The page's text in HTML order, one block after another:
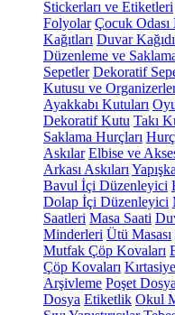
Stickerları ve Etiketleri
Folyolar Çocuk Odası
Kağıtları Duvar Kağıdı
Düzenleme ve
Sepetler Dekoratif
Kutusu ve
Ayakkabı Kutuları
Dekoratif Kutu Takı
Saklama Hurçları
Askılar Elbise ve
Arkası Askıları
Bavul İçi Düzenleyici
Dolap İçi Düzenleyici
Saatleri Masa Saati
Minderleri Ütü Masası
Mutfak Çöp Kovaları
Çöp Kovaları
Arşivleme Poşet Dosya
Dosya Etiketlik Okul